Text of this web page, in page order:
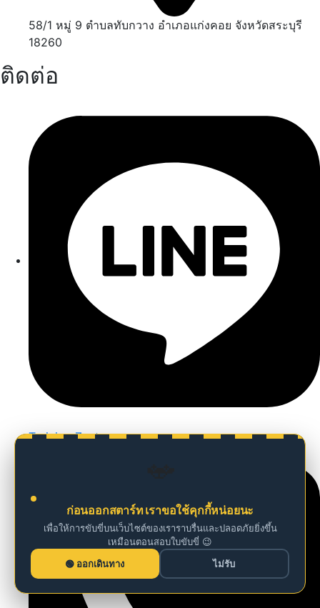
ก่อนออกสตาร์ท เราขอใช้คุกกี้หน่อยนะ
เพื่อให้การขับขี่บนเว็บไซต์ของเราราบรื่นและปลอดภัยยิ่งขึ้น
เหมือนตอนสอบใบขับขี่ 😉
ออกเดินทาง
ไม่รับ
58/1 หมู่ 9 ตำบลทับกวาง อำเภอแก่งคอย จังหวัดสระบุรี
18260
ติดต่อ
Training Zenter